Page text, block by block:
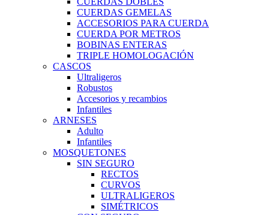
CUERDAS GEMELAS
ACCESORIOS PARA CUERDA
CUERDA POR METROS
BOBINAS ENTERAS
TRIPLE HOMOLOGACIÓN
CASCOS
Ultraligeros
Robustos
Accesorios y recambios
Infantiles
ARNESES
Adulto
Infantiles
MOSQUETONES
SIN SEGURO
RECTOS
CURVOS
ULTRALIGEROS
SIMÉTRICOS